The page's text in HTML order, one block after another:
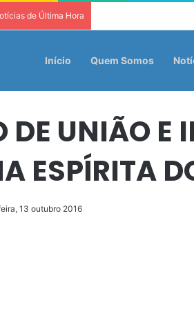
de Última Hora
Início Quem Somos
DE UNIÃO E
ESPÍRITA
13 outubro 2016